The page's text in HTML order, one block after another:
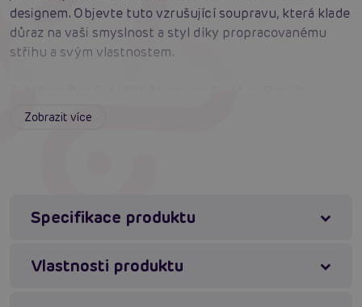
designem. Objevte tuto vzrušující soupravu, která klade
důraz na vaši smyslnost a styl díky propracovanému
střihu a svým vlastnostem.
skvělé umělecké dílo s výjimečnými detaily a
Prémiový Materiál:směs polyesteru a spandexu
přizpůsobení.
Zobrazit více
Specifikace produktu
Vlastnosti produktu